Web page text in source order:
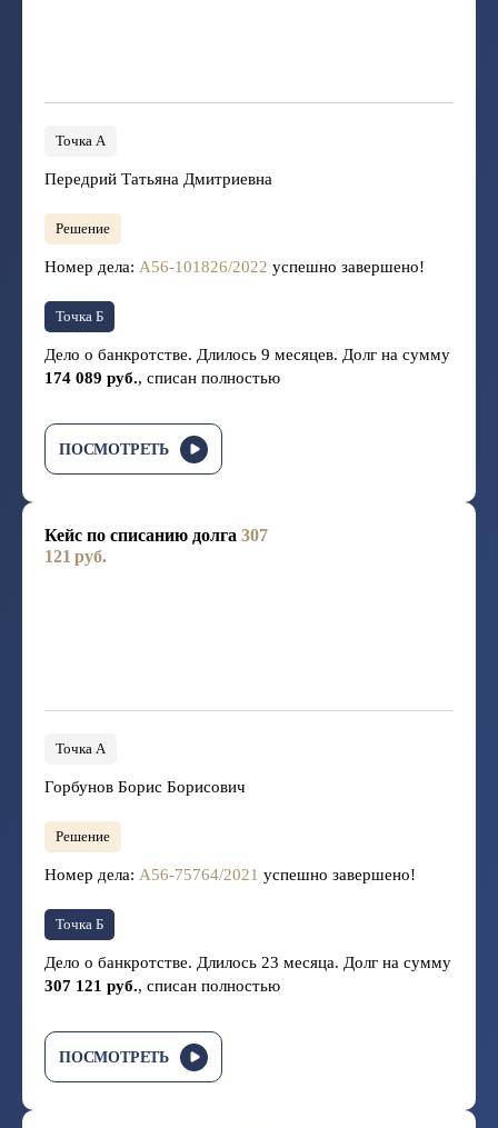
Точка А
Передрий Татьяна Дмитриевна
Решение
Номер дела: А56-101826/2022 успешно завершено!
Точка Б
Дело о банкротстве. Длилось 9 месяцев. Долг на сумму
174 089 руб., списан полностью
ПОСМОТРЕТЬ
Кейс по списанию долга 307
121 руб.
Точка А
Горбунов Борис Борисович
Решение
Номер дела: А56-75764/2021 успешно завершено!
Точка Б
Дело о банкротстве. Длилось 23 месяца. Долг на сумму
307 121 руб., списан полностью
ПОСМОТРЕТЬ